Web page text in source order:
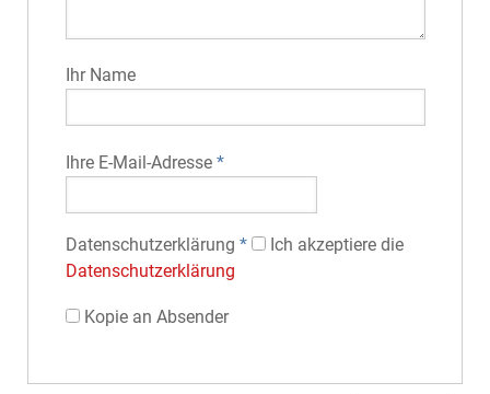
Ihr Name
Ihre E-Mail-Adresse*
Datenschutz­erklärung *
Ich akzeptiere die
Datenschutz­erklärung
Kopie an Absender